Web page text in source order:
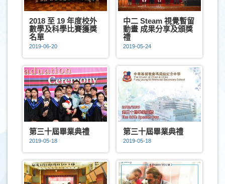
2018 至 19 年度校外
數學及科學比賽獲獎
名單
2019-06-20
中二 Steam 視覺暫留
動畫 成果分享及頒獎
禮
2019-05-24
第三十屆畢業典禮
2019-05-18
第三十屆畢業典禮
2019-05-18